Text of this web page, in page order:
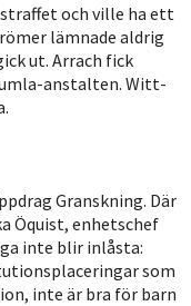
och ville ha ett
lämnade aldrig
ut. Arrach fick
anstalten. Witt-
Granskning. Där
Öquist, enhetschef
inte blir inlåsta:
som
inte är bra för barn